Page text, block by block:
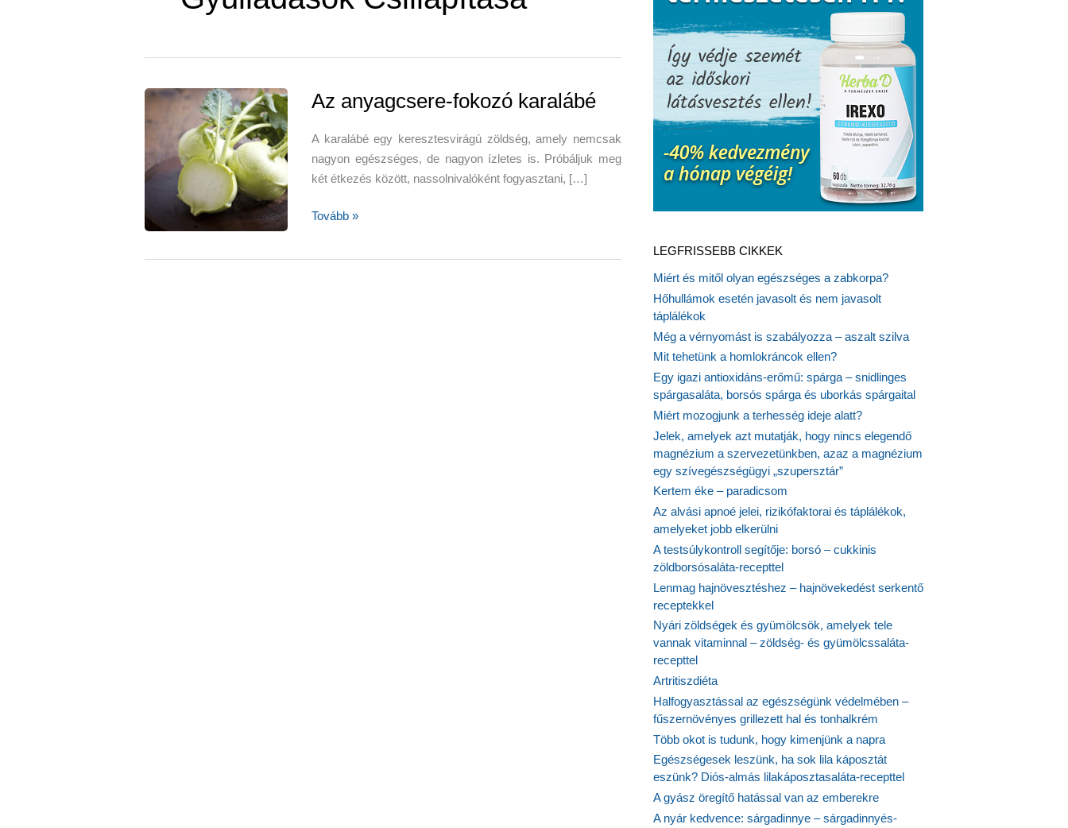
Az anyagcsere-fokozó karalábé
A karalábé egy keresztesvirágú zöldség, amely nemcsak
nagyon egészséges, de nagyon ízletes is. Próbáljuk meg
két étkezés között, nassolnivalóként fogyasztani, […]
Az
Tovább »
LEGFRISSEBB CIKKEK
Miért és mitől olyan egészséges a zabkorpa?
Hőhullámok esetén javasolt és nem javasolt
táplálékok
Még a vérnyomást is szabályozza – aszalt szilva
Mit tehetünk a homlokráncok ellen?
Egy igazi antioxidáns-erőmű: spárga – snidlinges
spárgasaláta, borsós spárga és uborkás spárgaital
Miért mozogjunk a terhesség ideje alatt?
Jelek, amelyek azt mutatják, hogy nincs elegendő
magnézium a szervezetünkben, azaz a magnézium
egy szívegészségügyi „szupersztár”
Kertem éke – paradicsom
Az alvási apnoé jelei, rizikófaktorai és táplálékok,
amelyeket jobb elkerülni
A testsúlykontroll segítője: borsó – cukkinis
zöldborsósaláta-recepttel
Lenmag hajnövesztéshez – hajnövekedést serkentő
receptekkel
Nyári zöldségek és gyümölcsök, amelyek tele
vannak vitaminnal – zöldség- és gyümölcssaláta-
recepttel
Artritiszdiéta
Halfogyasztással az egészségünk védelmében –
fűszernövényes grillezett hal és tonhalkrém
Több okot is tudunk, hogy kimenjünk a napra
Egészségesek leszünk, ha sok lila káposztát
eszünk? Diós-almás lilakáposztasaláta-recepttel
A gyász öregítő hatással van az emberekre
A nyár kedvence: sárgadinnye – sárgadinnyés-